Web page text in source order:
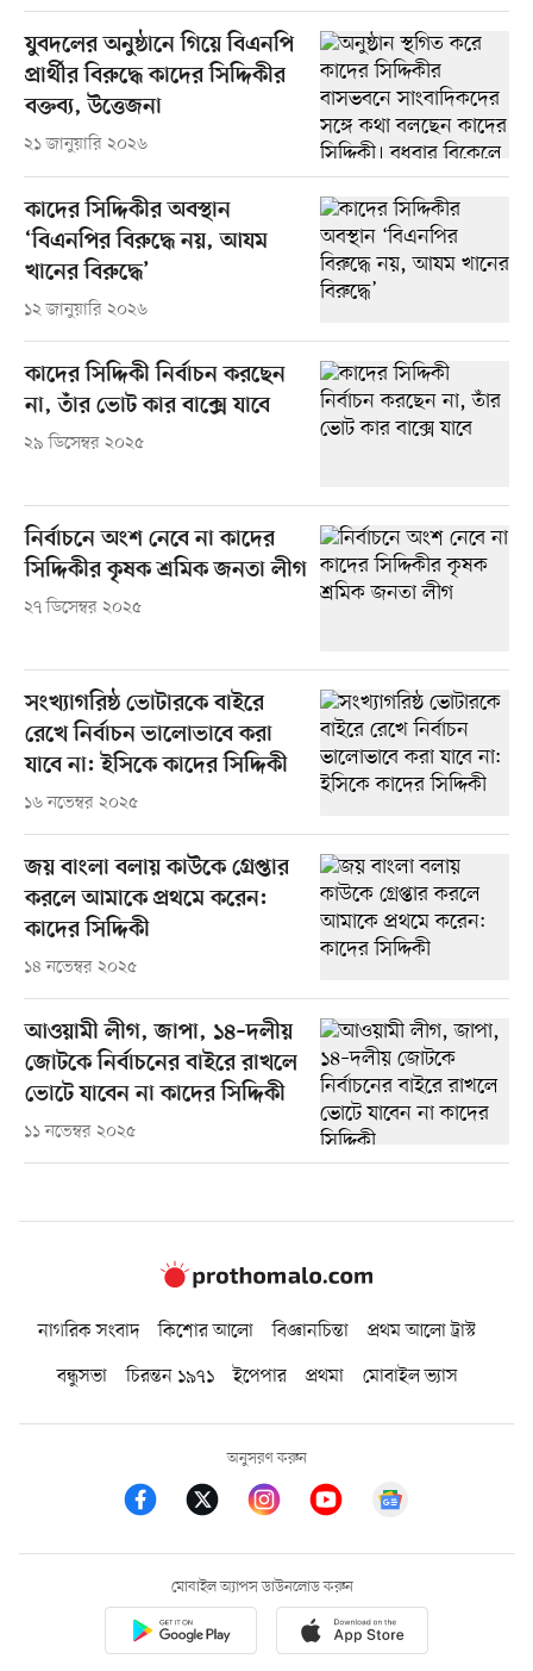
যুবদলের অনুষ্ঠানে গিয়ে বিএনপি
প্রার্থীর বিরুদ্ধে কাদের সিদ্দিকীর
বক্তব্য, উত্তেজনা
২১ জানুয়ারি ২০২৬
কাদের সিদ্দিকীর অবস্থান
‘বিএনপির বিরুদ্ধে নয়, আযম
খানের বিরুদ্ধে’
১২ জানুয়ারি ২০২৬
কাদের সিদ্দিকী নির্বাচন করছেন
না, তাঁর ভোট কার বাক্সে যাবে
২৯ ডিসেম্বর ২০২৫
নির্বাচনে অংশ নেবে না কাদের
সিদ্দিকীর কৃষক শ্রমিক জনতা লীগ
২৭ ডিসেম্বর ২০২৫
সংখ্যাগরিষ্ঠ ভোটারকে বাইরে
রেখে নির্বাচন ভালোভাবে করা
যাবে না: ইসিকে কাদের সিদ্দিকী
১৬ নভেম্বর ২০২৫
জয় বাংলা বলায় কাউকে গ্রেপ্তার
করলে আমাকে প্রথমে করেন:
কাদের সিদ্দিকী
১৪ নভেম্বর ২০২৫
আওয়ামী লীগ, জাপা, ১৪–দলীয়
জোটকে নির্বাচনের বাইরে রাখলে
ভোটে যাবেন না কাদের সিদ্দিকী
১১ নভেম্বর ২০২৫
নাগরিক সংবাদ কিশোর আলো বিজ্ঞানচিন্তা
প্রথম আলো ট্রাস্ট
বন্ধুসভা
চিরন্তন ১৯৭১ ইপেপার প্রথমা মোবাইল ভ্যাস
অনুসরণ করুন
মোবাইল অ্যাপস ডাউনলোড করুন